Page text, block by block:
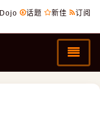
Dojo 话题 新佳 订阅